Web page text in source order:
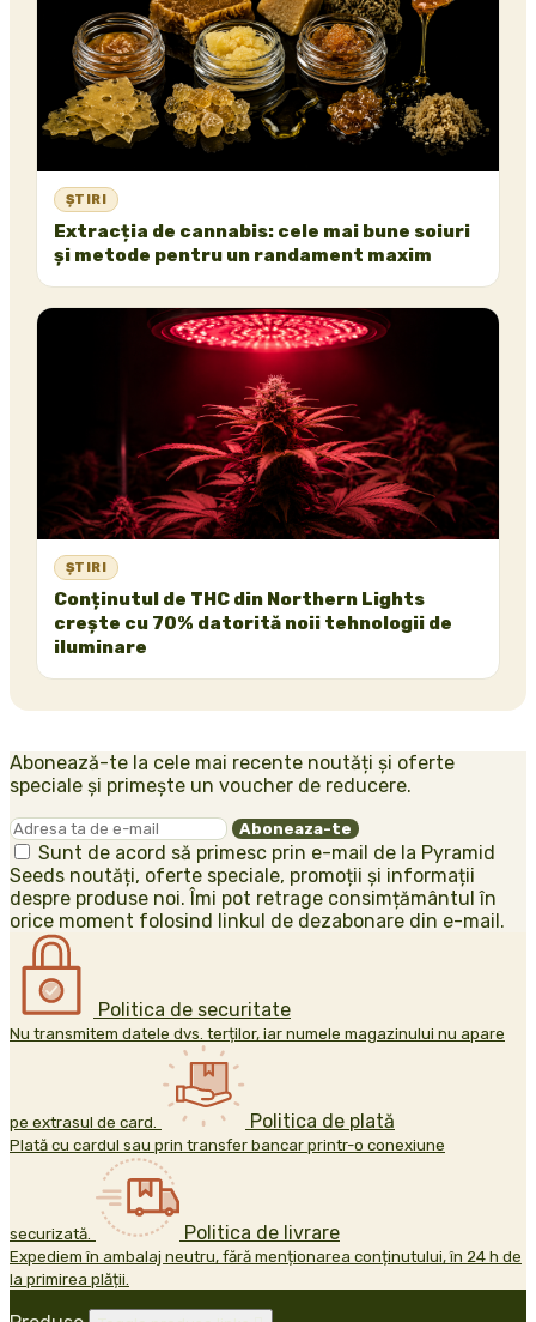
ȘTIRI
Extracția de cannabis: cele mai bune soiuri
și metode pentru un randament maxim
ȘTIRI
Conținutul de THC din Northern Lights
crește cu 70% datorită noii tehnologii de
iluminare
Abonează-te la cele mai recente noutăți și oferte
speciale și primește un voucher de reducere.
Sunt de acord să primesc prin e-mail de la Pyramid
Seeds noutăți, oferte speciale, promoții și informații
despre produse noi. Îmi pot retrage consimțământul în
orice moment folosind linkul de dezabonare din e-mail.
Politica de securitate
Nu transmitem datele dvs. terților, iar numele magazinului nu apare
pe extrasul de card. Politica de plată
Plată cu cardul sau prin transfer bancar printr-o conexiune
securizată. Politica de livrare
Expediem în ambalaj neutru, fără menționarea conținutului, în 24 h de
la primirea plății.